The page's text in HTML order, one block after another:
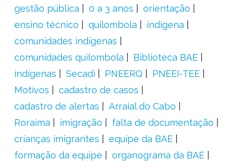
gestão pública
0 a 3 anos
orientação
ensino técnico
quilombola
indígena
comunidades indígenas
comunidades quilombola
Biblioteca BAE
indígenas
Secadi PNEERQ
PNEEI-TEE
Motivos
cadastro de casos
cadastro de alertas
Arraial do Cabo
Roraima
imigração
falta de documentação
crianças imigrantes
equipe da BAE
formação da equipe
organograma da BAE